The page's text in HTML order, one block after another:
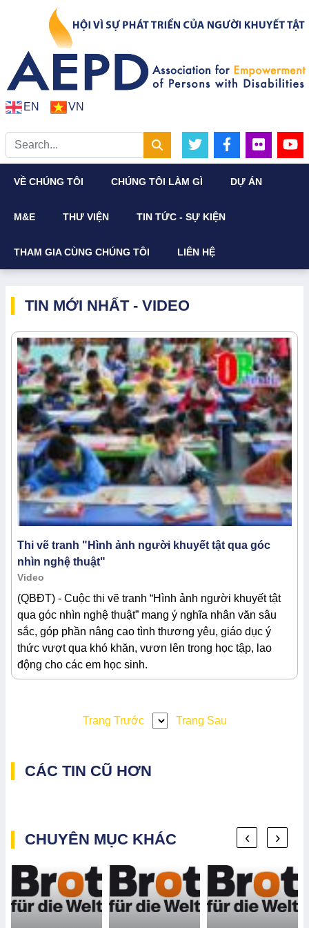
EN VN
VỀ CHÚNG TÔI CHÚNG TÔI LÀM GÌ DỰ ÁN
M&E THƯ VIỆN TIN TỨC - SỰ KIỆN
THAM GIA CÙNG CHÚNG TÔI LIÊN HỆ
TIN MỚI NHẤT - VIDEO
Thi vẽ tranh "Hình ảnh người khuyết tật qua góc
nhìn nghệ thuật"
Video
(QBĐT) - Cuộc thi vẽ tranh “Hình ảnh người khuyết tật
qua góc nhìn nghệ thuật” mang ý nghĩa nhân văn sâu
sắc, góp phần nâng cao tình thương yêu, giáo dục ý
thức vượt qua khó khăn, vươn lên trong học tập, lao
động cho các em học sinh.
Trang Trước Trang Sau
CÁC TIN CŨ HƠN
CHUYÊN MỤC KHÁC ‹ ›